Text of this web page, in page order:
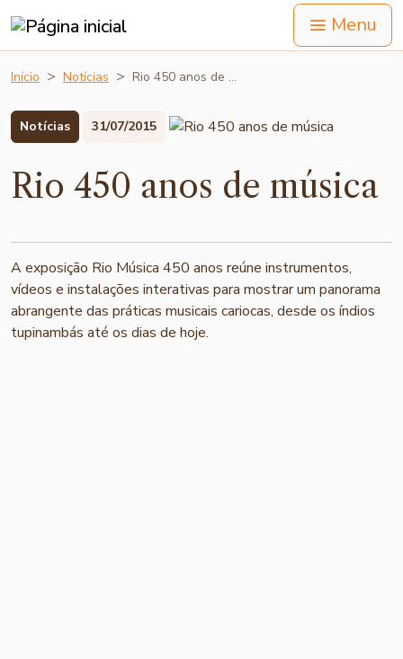
Menu
Início Notícias Rio 450 anos de …
Notícias 31/07/2015
Rio 450 anos de música
A exposição Rio Música 450 anos reúne instrumentos,
vídeos e instalações interativas para mostrar um panorama
abrangente das práticas musicais cariocas, desde os índios
tupinambás até os dias de hoje.